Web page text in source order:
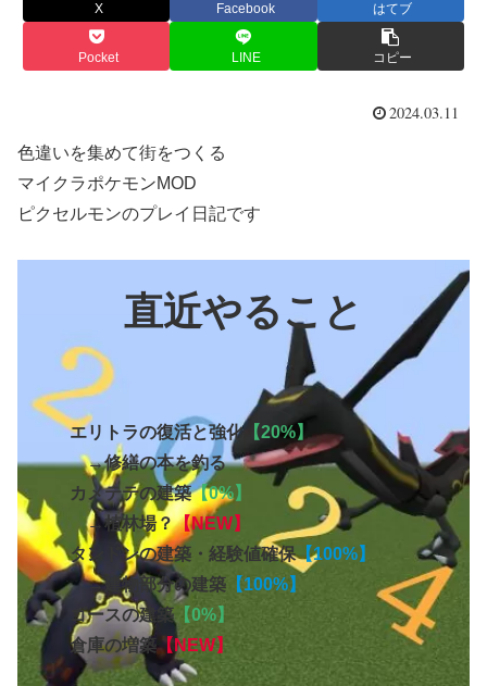
X Facebook はてブ
Pocket LINE コピー
2024.03.11
色違いを集めて街をつくる
マイクラポケモンMOD
ピクセルモンのプレイ日記です
直近やること
エリトラの復活と強化 【20%】
→修繕の本を釣る
カメテテの建築【0%】
→植林場？【NEW】
タンドンの建築・経験値確保【100%】
→建物部分の建築 【100%】
ゴースの建築【0%】
倉庫の増築【NEW】